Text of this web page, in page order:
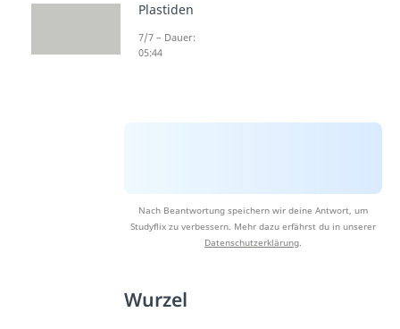
Nach Beantwortung speichern wir deine Antwort, um
Studyflix zu verbessern. Mehr dazu erfährst du in unserer
Datenschutzerklärung
Wurzel
Plastiden
7/7 – Dauer:
05:44